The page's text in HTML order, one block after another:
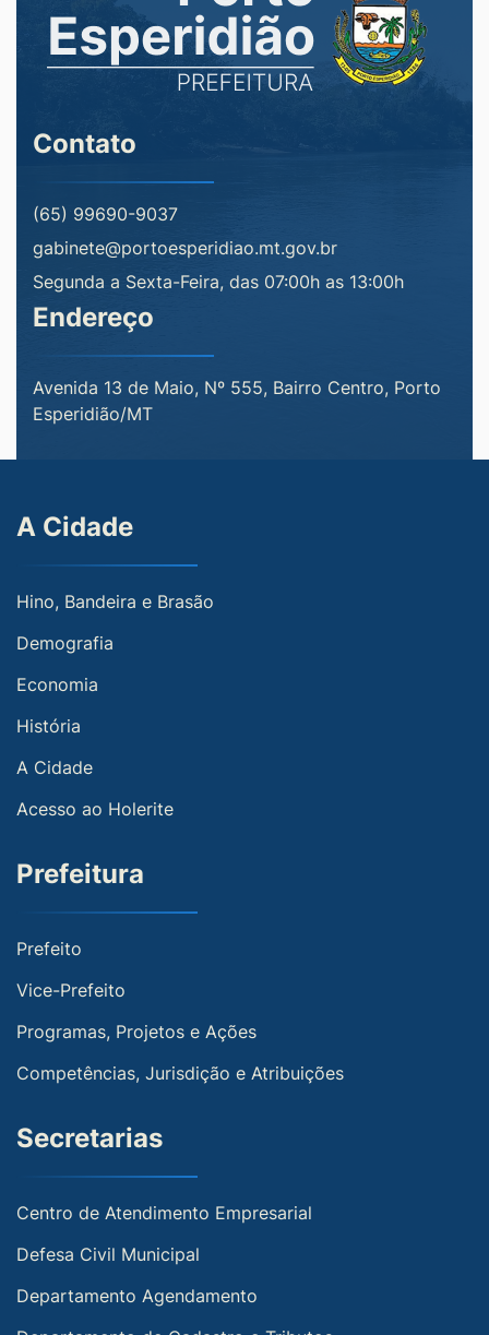
Contato
(65) 99690-9037
gabinete@portoesperidiao.mt.gov.br
Segunda a Sexta-Feira, das 07:00h as 13:00h
Endereço
Avenida 13 de Maio, Nº 555, Bairro Centro, Porto
Esperidião/MT
A Cidade
Hino, Bandeira e Brasão
Demografia
Economia
História
A Cidade
Acesso ao Holerite
Prefeitura
Prefeito
Vice-Prefeito
Programas, Projetos e Ações
Competências, Jurisdição e Atribuições
Secretarias
Centro de Atendimento Empresarial
Defesa Civil Municipal
Departamento Agendamento